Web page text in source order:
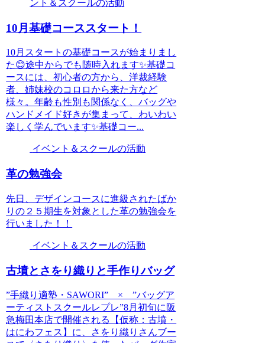
ント＆スクールの活動
10月基礎コーススタート！
10月スタートの基礎コースが始まりまし
た😊途中からでも随時入れます✨基礎コ
ースには、初心者の方から、洋裁経験
者、姉妹校のコロロから来た方など
様々。年齢も性別も関係なく、バッグや
ハンドメイド好きが集まって、わいわい
楽しく学んでいます✨基礎コー...
イベント＆スクールの活動
革の勉強会
先日、デザインコースに進級されたばか
りの２５期生を対象とした革の勉強会を
行いました！！
イベント＆スクールの活動
古墳とさをり織りと手作りバッグ
”手織り適塾・SAWORI” × ”バッグア
ーティストスクールレプレ”8月初旬に阪
急梅田本店で開催される【仮称：古墳・
はにわフェス】に、さをり織りさんブー